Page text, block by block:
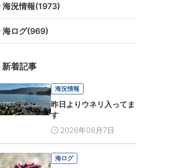
海況情報(1973)
海ログ(969)
新着記事
海況情報
昨日よりウネリ入ってま
す
2026年08月7日
海ログ